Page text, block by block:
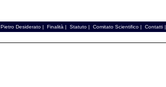
Pietro Desiderato| Finalità | Statuto| Comitato Scientifico| Contatti|